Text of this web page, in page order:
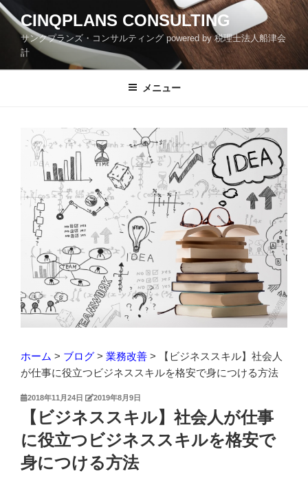
コ
ン
ツ
CINQPLANS CONSULTING
サンクプランズ・コンサルティング powered by 税理士法人船津会
計
メニュー
ホーム > ブログ > 業務改善 >
【ビジネススキル】社会人
が仕事に役立つビジネススキルを格安で身につける方法
投2018年11月24日 2019年8月9日
【ビジネススキル】社会人が仕事
に役立つビジネススキルを格安で
身につける方法